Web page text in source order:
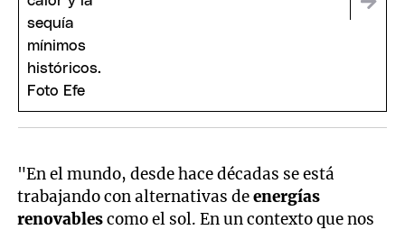
"En el mundo, desde hace décadas se está
trabajando con alternativas deenergías
renovablescomo el sol. En un contexto que nos